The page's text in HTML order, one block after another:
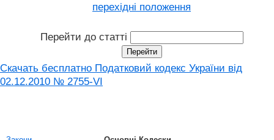
перехідні положення
Перейти до статті
Скачать бесплатно Податковий кодекс України від
02.12.2010 № 2755-VI